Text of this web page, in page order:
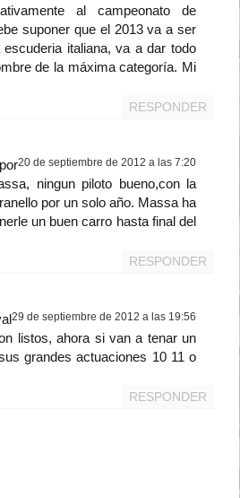
al campeonato de
suponer que el 2013 va a ser
italiana, va a dar todo
de la máxima categoría. Mi
RESPONDER
20 de septiembre de 2012 a las 7:20
ningun piloto bueno,con la
por un solo año. Massa ha
un buen carro hasta final del
RESPONDER
29 de septiembre de 2012 a las 19:56
listos, ahora si van a tenar un
grandes actuaciones 10 11 o
RESPONDER